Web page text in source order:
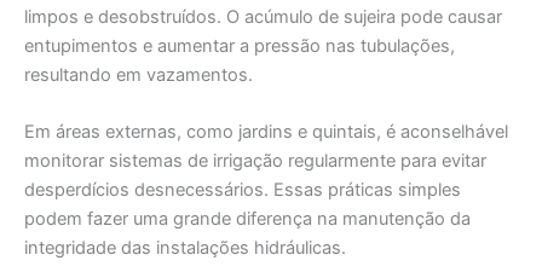
limpos e desobstruídos. O acúmulo de sujeira pode causar
entupimentos e aumentar a pressão nas tubulações,
resultando em vazamentos.
Em áreas externas, como jardins e quintais, é aconselhável
monitorar sistemas de irrigação regularmente para evitar
desperdícios desnecessários. Essas práticas simples
podem fazer uma grande diferença na manutenção da
integridade das instalações hidráulicas.